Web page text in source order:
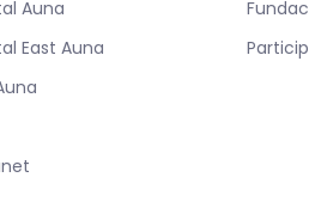
Auna
East Auna